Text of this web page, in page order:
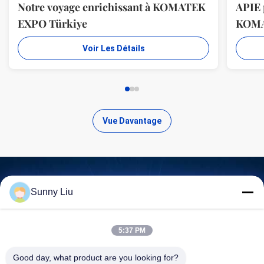
Notre voyage enrichissant à KOMATEK
EXPO Türkiye
Voir Les Détails
Vue Davantage
Trouvez des produits de haute
qualité
Sunny Liu
5:37 PM
Good day, what product are you looking for?